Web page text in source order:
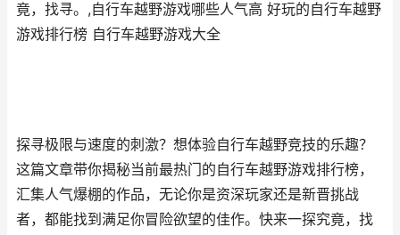
竟，找寻。,自行车越野游戏哪些人气高 好玩的自行车越野
游戏排行榜 自行车越野游戏大全
探寻极限与速度的刺激？想体验自行车越野竞技的乐趣？
这篇文章带你揭秘当前最热门的自行车越野游戏排行榜，
汇集人气爆棚的作品，无论你是资深玩家还是新晋挑战
者，都能找到满足你冒险欲望的佳作。快来一探究竟，找